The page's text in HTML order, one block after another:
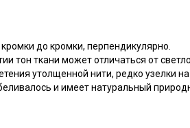
до кромки, перпендикулярно.
тон ткани может отличаться от
утолщенной нити, редко узелки
и имеет натуральный